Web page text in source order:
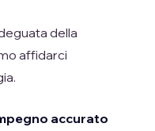
della
affidarci
accurato